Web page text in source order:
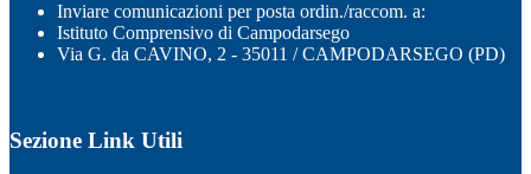
Inviare comunicazioni per posta ordin./raccom. a:
Istituto Comprensivo di Campodarsego
Via G. da CAVINO, 2 - 35011 / CAMPODARSEGO (PD)
Sezione Link Utili